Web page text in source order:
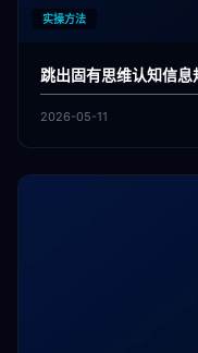
实操方法
跳出固有思维认知信
2026-05-11